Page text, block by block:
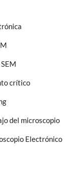
crítico
del microscopio
Electrónico